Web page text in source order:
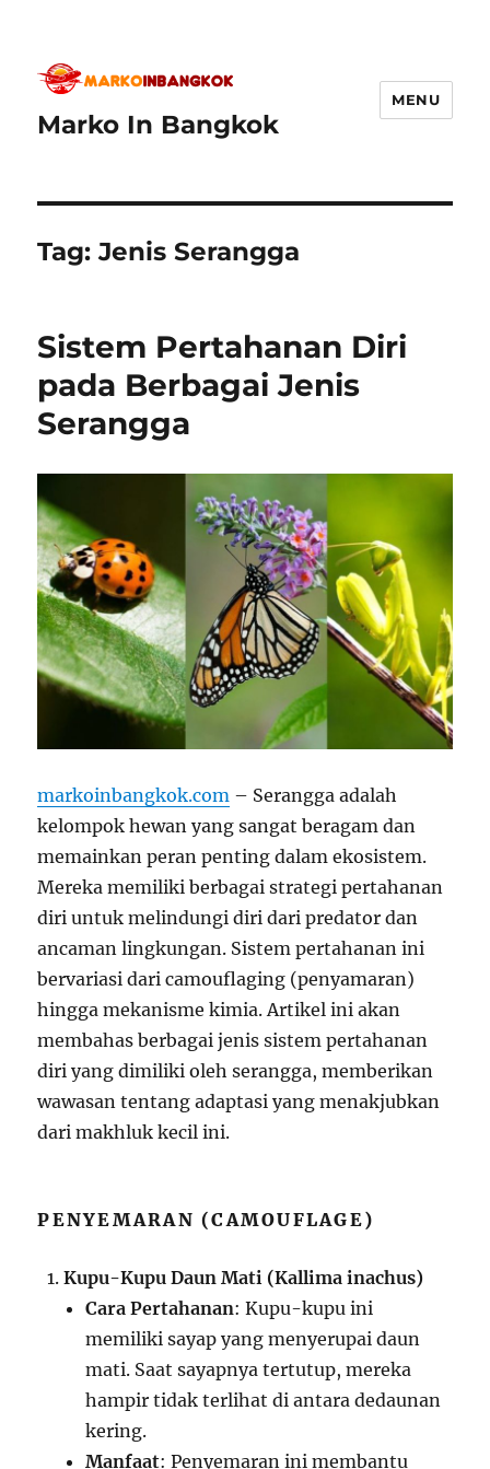
Marko In Bangkok
MENU
Tag:Jenis Serangga
Sistem Pertahanan Diri
pada Berbagai Jenis
Serangga
markoinbangkok.com – Serangga adalah
kelompok hewan yang sangat beragam dan
memainkan peran penting dalam ekosistem.
Mereka memiliki berbagai strategi pertahanan
diri untuk melindungi diri dari predator dan
ancaman lingkungan. Sistem pertahanan ini
bervariasi dari camouflaging (penyamaran)
hingga mekanisme kimia. Artikel ini akan
membahas berbagai jenis sistem pertahanan
diri yang dimiliki oleh serangga, memberikan
wawasan tentang adaptasi yang menakjubkan
dari makhluk kecil ini.
PENYEMARAN (CAMOUFLAGE)
Kupu-Kupu Daun Mati (Kallima inachus)
Cara Pertahanan: Kupu-kupu ini
memiliki sayap yang menyerupai daun
mati. Saat sayapnya tertutup, mereka
hampir tidak terlihat di antara dedaunan
kering.
Manfaat: Penyemaran ini membantu